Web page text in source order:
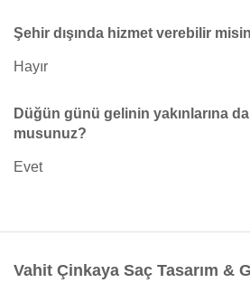
Şehir dışında hizmet verebilir
Hayır
Düğün günü gelinin yakınlarına
musunuz?
Evet
Vahit Çinkaya Saç Tasarım &